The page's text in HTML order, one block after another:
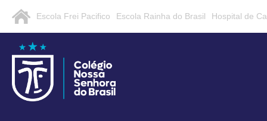
Escola Frei Pacifico Escola Rainha do Brasil Hospital de